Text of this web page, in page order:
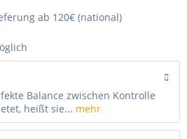
ab 120€ (national)
Balance zwischen Kontrolle
heißt sie... mehr